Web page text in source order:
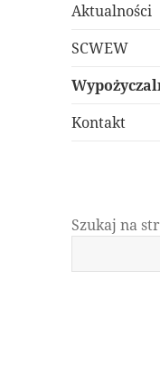
Aktualności
SCWEW
Kontakt
Szukaj na